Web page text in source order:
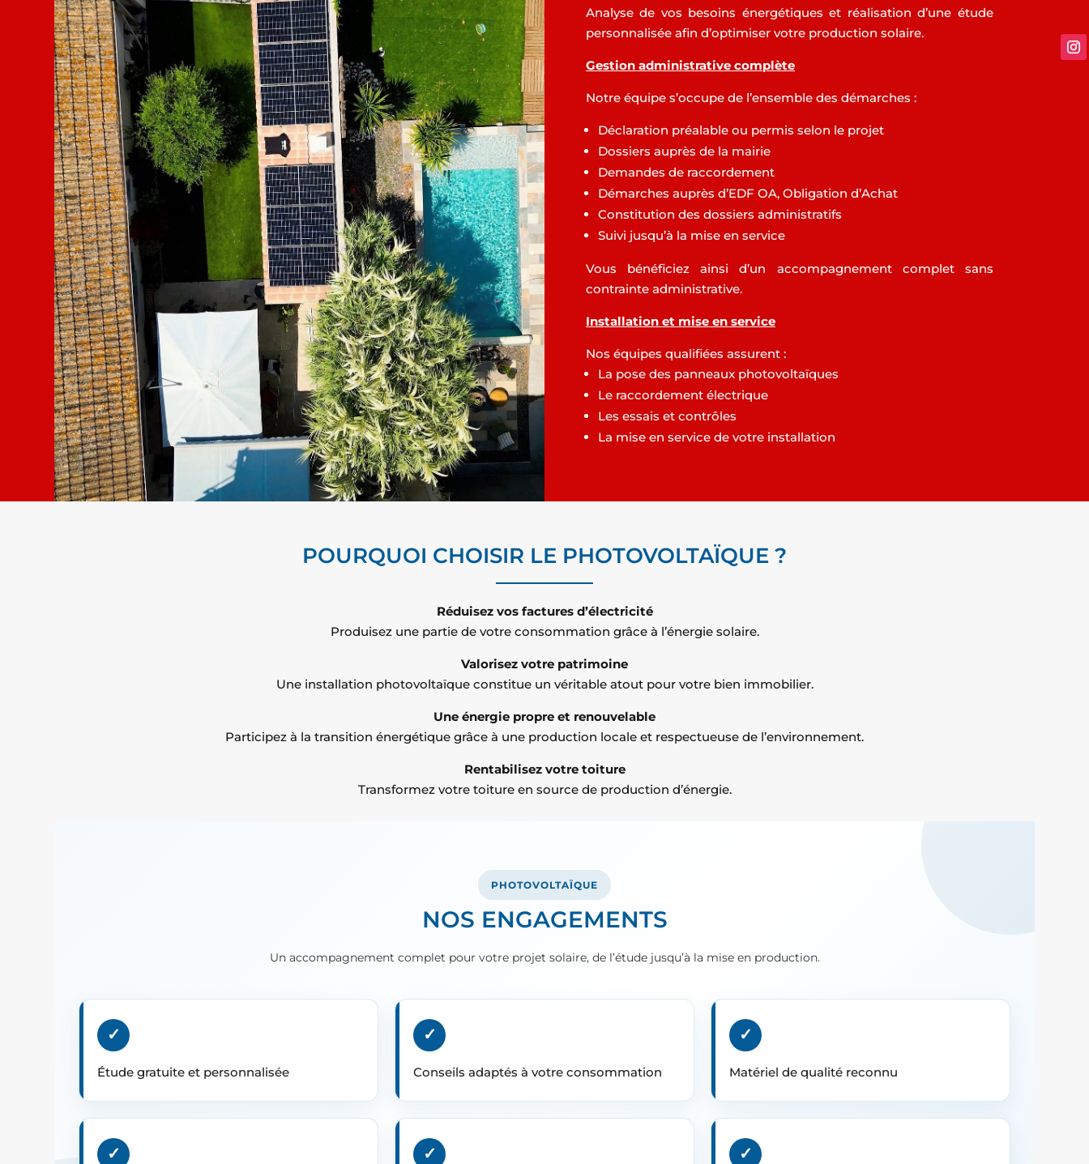
Analyse de vos besoins énergétiques et réalisation d’une étude
personnalisée afin d’optimiser votre production solaire.
Gestion administrative complète
Notre équipe s’occupe de l’ensemble des démarches :
Déclaration préalable ou permis selon le projet
Dossiers auprès de la mairie
Demandes de raccordement
Démarches auprès d’EDF OA, Obligation d’Achat
Constitution des dossiers administratifs
Suivi jusqu’à la mise en service
Vous bénéficiez ainsi d’un accompagnement complet sans
contrainte administrative.
Installation et mise en service
Nos équipes qualifiées assurent :
La pose des panneaux photovoltaïques
Le raccordement électrique
Les essais et contrôles
La mise en service de votre installation
POURQUOI CHOISIR LE PHOTOVOLTAÏQUE ?
Réduisez vos factures d’électricité
Produisez une partie de votre consommation grâce à l’énergie solaire.
Valorisez votre patrimoine
Une installation photovoltaïque constitue un véritable atout pour votre bien immobilier.
Une énergie propre et renouvelable
Participez à la transition énergétique grâce à une production locale et respectueuse de l’environnement.
Rentabilisez votre toiture
Transformez votre toiture en source de production d’énergie.
PHOTOVOLTAÏQUE
NOS ENGAGEMENTS
Un accompagnement complet pour votre projet solaire, de l’étude jusqu’à la mise en production.
✓
Étude gratuite et personnalisée
✓
Conseils adaptés à votre consommation
✓
Matériel de qualité reconnu
✓ ✓ ✓